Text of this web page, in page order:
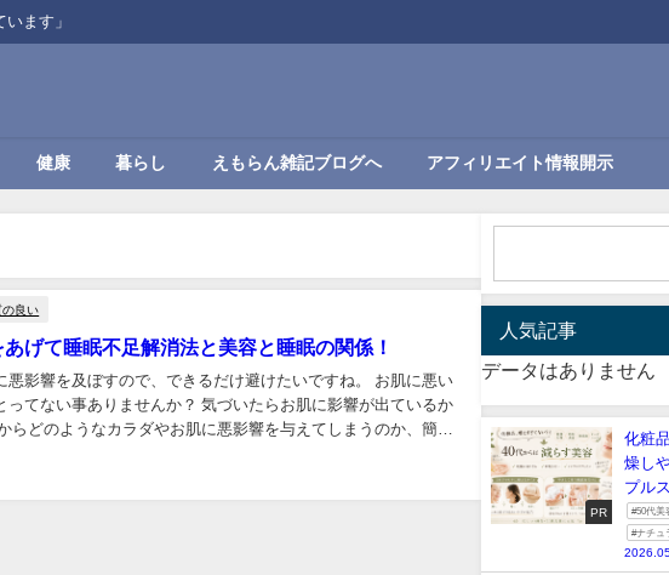
ます」
健康 暮らし えもらん雑記ブログへ アフィリエイト情報開示
の良い
げて睡眠不足解消法と美容と睡眠の関係！
悪影響を及ぼすので、できるだけ避けたいですね。 お肌に悪い
ってない事ありませんか？ 気づいたらお肌に影響が出ているか
らどのようなカラダやお肌に悪影響を与えてしまうのか、簡単
人気記事
データはありません
PR
化粧
燥し
プル
#50代美
#ナチュ